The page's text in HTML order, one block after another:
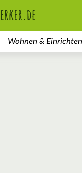
Wohnen & Einrichten